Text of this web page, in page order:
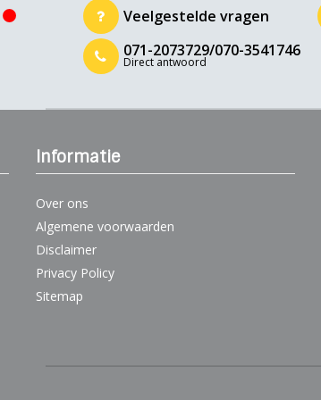
Veelgestelde vragen
071-2073729/070-3541746
Direct antwoord
Informatie
Over ons
Algemene voorwaarden
Disclaimer
Privacy Policy
Sitemap